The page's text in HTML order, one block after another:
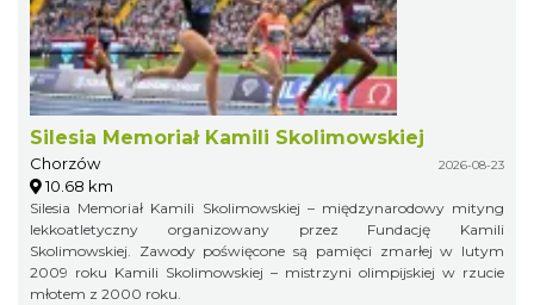
Silesia Memoriał Kamili Skolimowskiej
Chorzów 2026-08-23
10.68 km
Silesia Memoriał Kamili Skolimowskiej – międzynarodowy mityng
lekkoatletyczny organizowany przez Fundację Kamili
Skolimowskiej. Zawody poświęcone są pamięci zmarłej w lutym
2009 roku Kamili Skolimowskiej – mistrzyni olimpijskiej w rzucie
młotem z 2000 roku.